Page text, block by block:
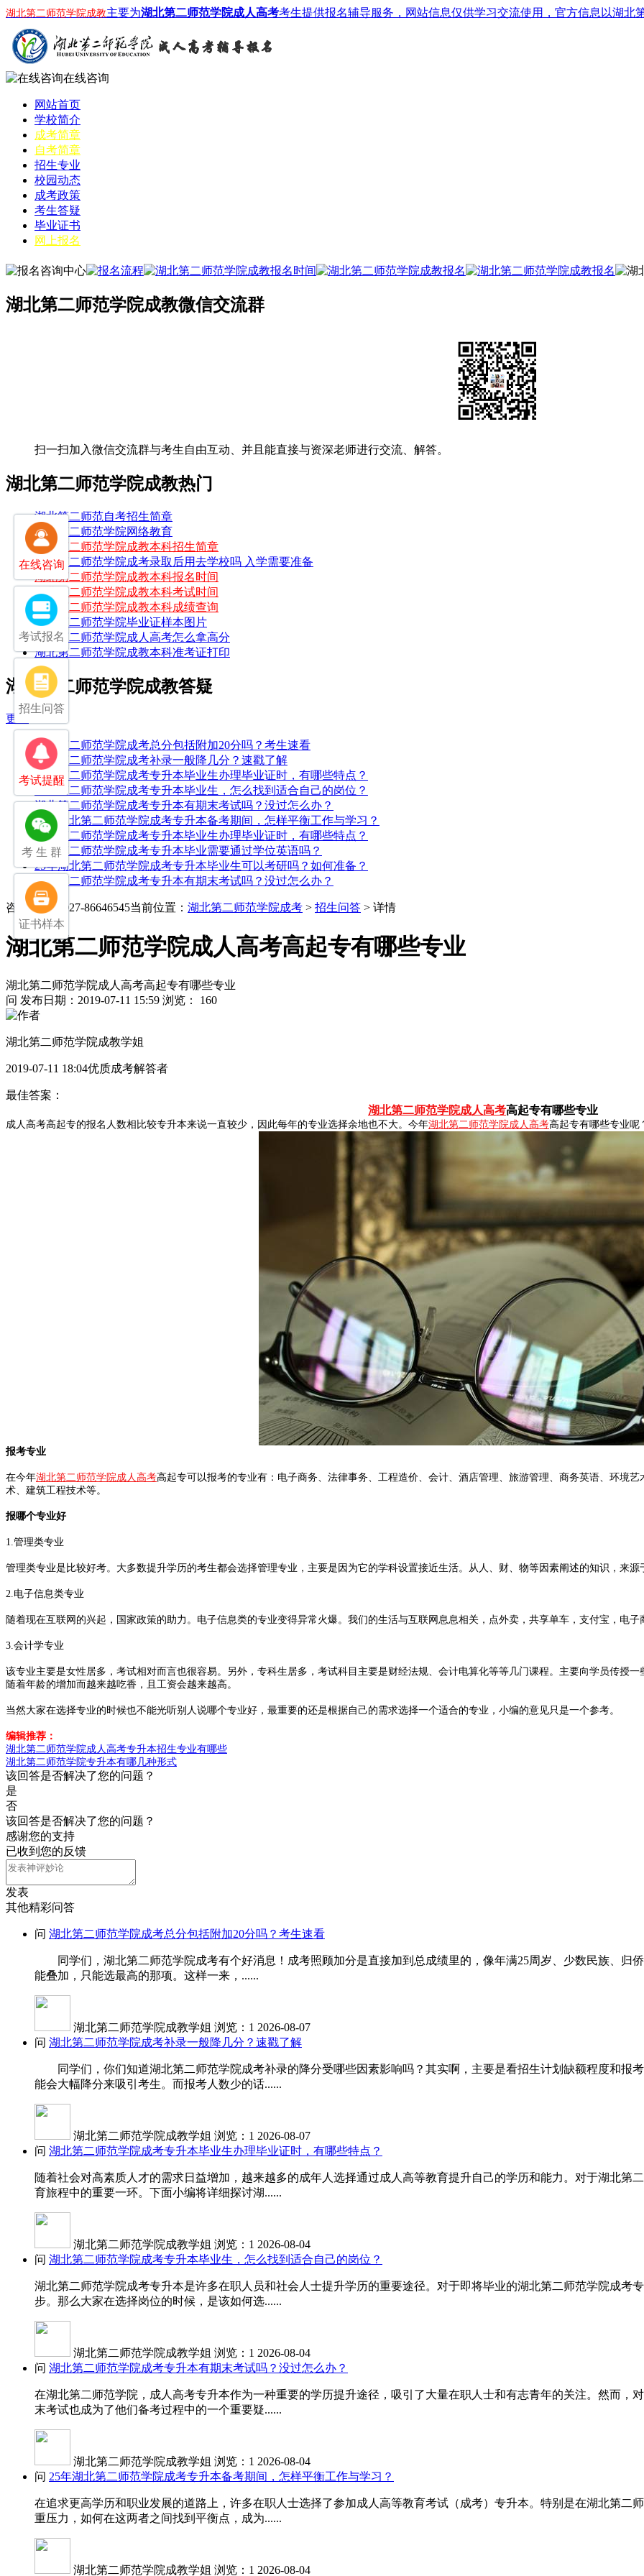
湖北第二师范学院成教主要为湖北第二师范学院成人高考考生提供报名辅导服务，网站信息仅供学习交流使用，官方信息以湖北
在线咨询
网站首页
学校简介
成考简章
自考简章
招生专业
校园动态
成考政策
考生答疑
毕业证书
网上报名
湖北第二师范学院成教微信交流群
扫一扫加入微信交流群与考生自由互动、并且能直接与资深老师进行交流、解答。
湖北第二师范学院成教热门
湖北第二师范自考招生简章
湖北第二师范学院网络教育
湖北第二师范学院成教本科招生简章
湖北第二师范学院成考录取后用去学校吗 入学需要准备
湖北第二师范学院成教本科报名时间
湖北第二师范学院成教本科考试时间
湖北第二师范学院成教本科成绩查询
湖北第二师范学院毕业证样本图片
湖北第二师范学院成人高考怎么拿高分
湖北第二师范学院成教本科准考证打印
湖北第二师范学院成教答疑
更多
湖北第二师范学院成考总分包括附加20分吗？考生速看
湖北第二师范学院成考补录一般降几分？速戳了解
湖北第二师范学院成考专升本毕业生办理毕业证时，有哪些特点？
湖北第二师范学院成考专升本毕业生，怎么找到适合自己的岗位？
湖北第二师范学院成考专升本有期末考试吗？没过怎么办？
25年湖北第二师范学院成考专升本备考期间，怎样平衡工作与学习？
湖北第二师范学院成考专升本毕业生办理毕业证时，有哪些特点？
湖北第二师范学院成考专升本毕业需要通过学位英语吗？
25年湖北第二师范学院成考专升本毕业生可以考研吗？如何准备？
湖北第二师范学院成考专升本有期末考试吗？没过怎么办？
咨询电话：027-86646545当前位置： 湖北第二师范学院成考 > 招生问答 > 详情
湖北第二师范学院成人高考高起专有哪些专业
湖北第二师范学院成人高考高起专有哪些专业
问 发布日期：2019-07-11 15:59 浏览： 160
湖北第二师范学院成教学姐
2019-07-11 18:04优质成考解答者
最佳答案：
湖北第二师范学院成人高考高起专有哪些专业
成人高考高起专的报名人数相比较专升本来说一直较少，因此每年的专业选择余地也不大。今年湖北第二师范学院成人高考高起专有哪些专业呢
报考专业
在今年湖北第二师范学院成人高考高起专可以报考的专业有：电子商务、法律事务、工程造价、会计、酒店管理、旅游管理、商务英语、环境
术、建筑工程技术等。
报哪个专业好
1.管理类专业
管理类专业是比较好考。大多数提升学历的考生都会选择管理专业，主要是因为它的学科设置接近生活。从人、财、物等因素阐述的知识，来源
2.电子信息类专业
随着现在互联网的兴起，国家政策的助力。电子信息类的专业变得异常火爆。我们的生活与互联网息息相关，点外卖，共享单车，支付宝，电
3.会计学专业
该专业主要是女性居多，考试相对而言也很容易。另外，专科生居多，考试科目主要是财经法规、会计电算化等等几门课程。主要向学员传授
随着年龄的增加而越来越吃香，且工资会越来越高。
当然大家在选择专业的时候也不能光听别人说哪个专业好，最重要的还是根据自己的需求选择一个适合的专业，小编的意见只是一个参考。
编辑推荐：
湖北第二师范学院成人高考专升本招生专业有哪些
湖北第二师范学院专升本有哪几种形式
该回答是否解决了您的问题？
是
否
该回答是否解决了您的问题？
感谢您的支持
已收到您的反馈
发表
其他精彩问答
问 湖北第二师范学院成考总分包括附加20分吗？考生速看
同学们，湖北第二师范学院成考有个好消息！成考照顾加分是直接加到总成绩里的，像年满25周岁、少数民族、归
能叠加，只能选最高的那项。这样一来，......
湖北第二师范学院成教学姐 浏览：1 2026-08-07
问 湖北第二师范学院成考补录一般降几分？速戳了解
同学们，你们知道湖北第二师范学院成考补录的降分受哪些因素影响吗？其实啊，主要是看招生计划缺额程度和报
能会大幅降分来吸引考生。而报考人数少的话......
湖北第二师范学院成教学姐 浏览：1 2026-08-07
问 湖北第二师范学院成考专升本毕业生办理毕业证时，有哪些特点？
随着社会对高素质人才的需求日益增加，越来越多的成年人选择通过成人高等教育提升自己的学历和能力。对于湖北第
育旅程中的重要一环。下面小编将详细探讨湖......
湖北第二师范学院成教学姐 浏览：1 2026-08-04
问 湖北第二师范学院成考专升本毕业生，怎么找到适合自己的岗位？
湖北第二师范学院成考专升本是许多在职人员和社会人士提升学历的重要途径。对于即将毕业的湖北第二师范学院成考
步。那么大家在选择岗位的时候，是该如何选......
湖北第二师范学院成教学姐 浏览：1 2026-08-04
问 湖北第二师范学院成考专升本有期末考试吗？没过怎么办？
在湖北第二师范学院，成人高考专升本作为一种重要的学历提升途径，吸引了大量在职人士和有志青年的关注。然而，
末考试也成为了他们备考过程中的一个重要疑......
湖北第二师范学院成教学姐 浏览：1 2026-08-04
问 25年湖北第二师范学院成考专升本备考期间，怎样平衡工作与学习？
在追求更高学历和职业发展的道路上，许多在职人士选择了参加成人高等教育考试（成考）专升本。特别是在湖北第二
重压力，如何在这两者之间找到平衡点，成为......
湖北第二师范学院成教学姐 浏览：1 2026-08-04
在线咨询
考试报名
招生问答
考试提醒
考 生 群
证书样本